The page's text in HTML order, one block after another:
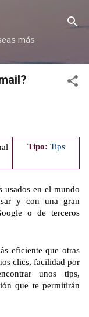
más
Tipo: Tips
usados en el mundo
y con una gran
o de terceros
eficiente que otras
clics, facilidad por
unos tips,
que te permitirán